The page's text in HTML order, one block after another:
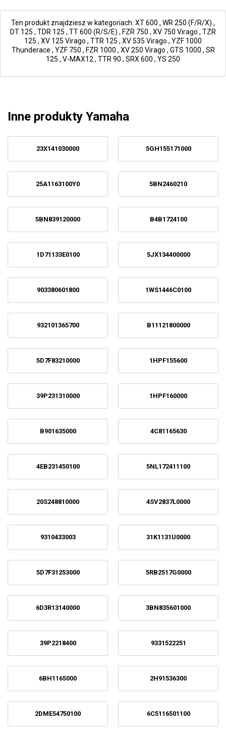
Ten produkt znajdziesz w kategoriach: XT 600 , WR 250 (F/R/X) ,
DT 125 , TDR 125 , TT 600 (R/S/E) , FZR 750 , XV 750 Virago , TZR
125 , XV 125 Virago , TTR 125 , XV 535 Virago , YZF 1000
Thunderace , YZF 750 , FZR 1000 , XV 250 Virago , GTS 1000 , SR
125 , V-MAX12 , TTR 90 , SRX 600 , YS 250
Inne produkty Yamaha
23X141030000 5GH155171000
25A1163100Y0 5BN2460210
5BN839120000 B4B1724100
1D71133E0100 5JX134400000
903380601800 1WS1446C0100
932101365700 B11121800000
5D7F83210000 1HPF155600
39P231310000 1HPF160000
B901635000 4C81165630
4EB231450100 5NL172411100
20S248810000 4SV2837L0000
9310433003 31K1131U0000
5D7F31253000 5RB2517G0000
6D3R13140000 3BN835601000
39P2218400 9331522251
6BH1165000 2H91536300
2DME54750100 6C5116501100